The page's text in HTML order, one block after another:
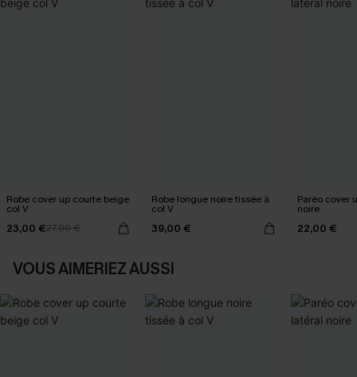
Robe cover up courte beige
col V
23,00 €27,00 €
Robe longue noire tissée à
col V
39,00 €
Paréo cover
noire
22,00 €
VOUS AIMERIEZ AUSSI